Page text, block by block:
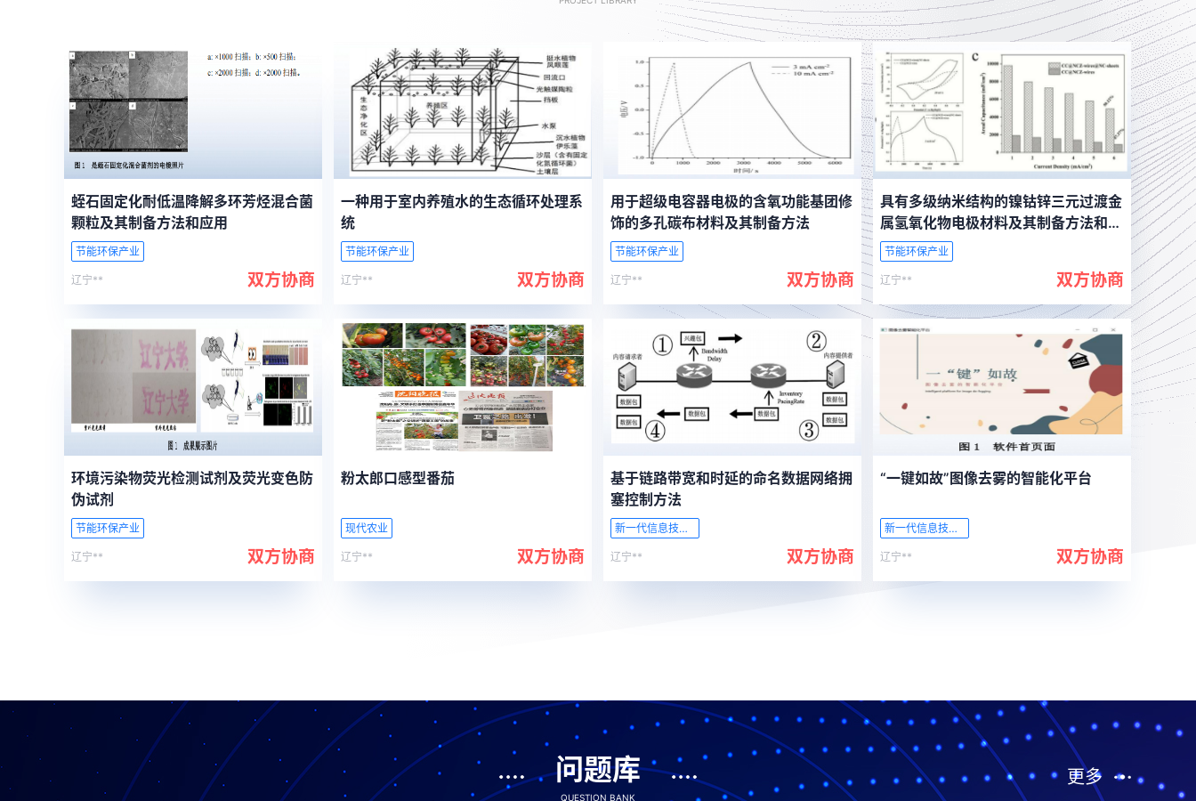
蛭石固定化耐低温降解多环芳烃混合菌
颗粒及其制备方法和应用
节能环保产业
辽宁** 双方协商
一种用于室内养殖水的生态循环处理系
统
节能环保产业
辽宁** 双方协商
用于超级电容器电极的含氧功能基团修
饰的多孔碳布材料及其制备方法
节能环保产业
辽宁** 双方协商
具有多级纳米结构的镍钴锌三元过渡金
属氢氧化物电极材料及其制备方法和应
用
节能环保产业
辽宁** 双方协商
环境污染物荧光检测试剂及荧光变色防
伪试剂
节能环保产业
辽宁** 双方协商
粉太郎口感型番茄
现代农业
辽宁** 双方协商
基于链路带宽和时延的命名数据网络拥
塞控制方法
新一代信息技术产业
辽宁** 双方协商
“一键如故”图像去雾的智能化平台
新一代信息技术产业
辽宁** 双方协商
问题库
QUESTION BANK
更多